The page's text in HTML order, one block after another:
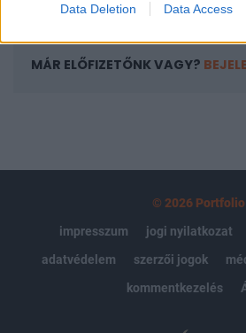
Data Deletion Data Access
MÁR ELŐFIZETŐNK VAGY?
© 2026 Portfolio
impresszum
jogi nyilatkozat
adatvédelem
szerzői jogok
kommentkezelés